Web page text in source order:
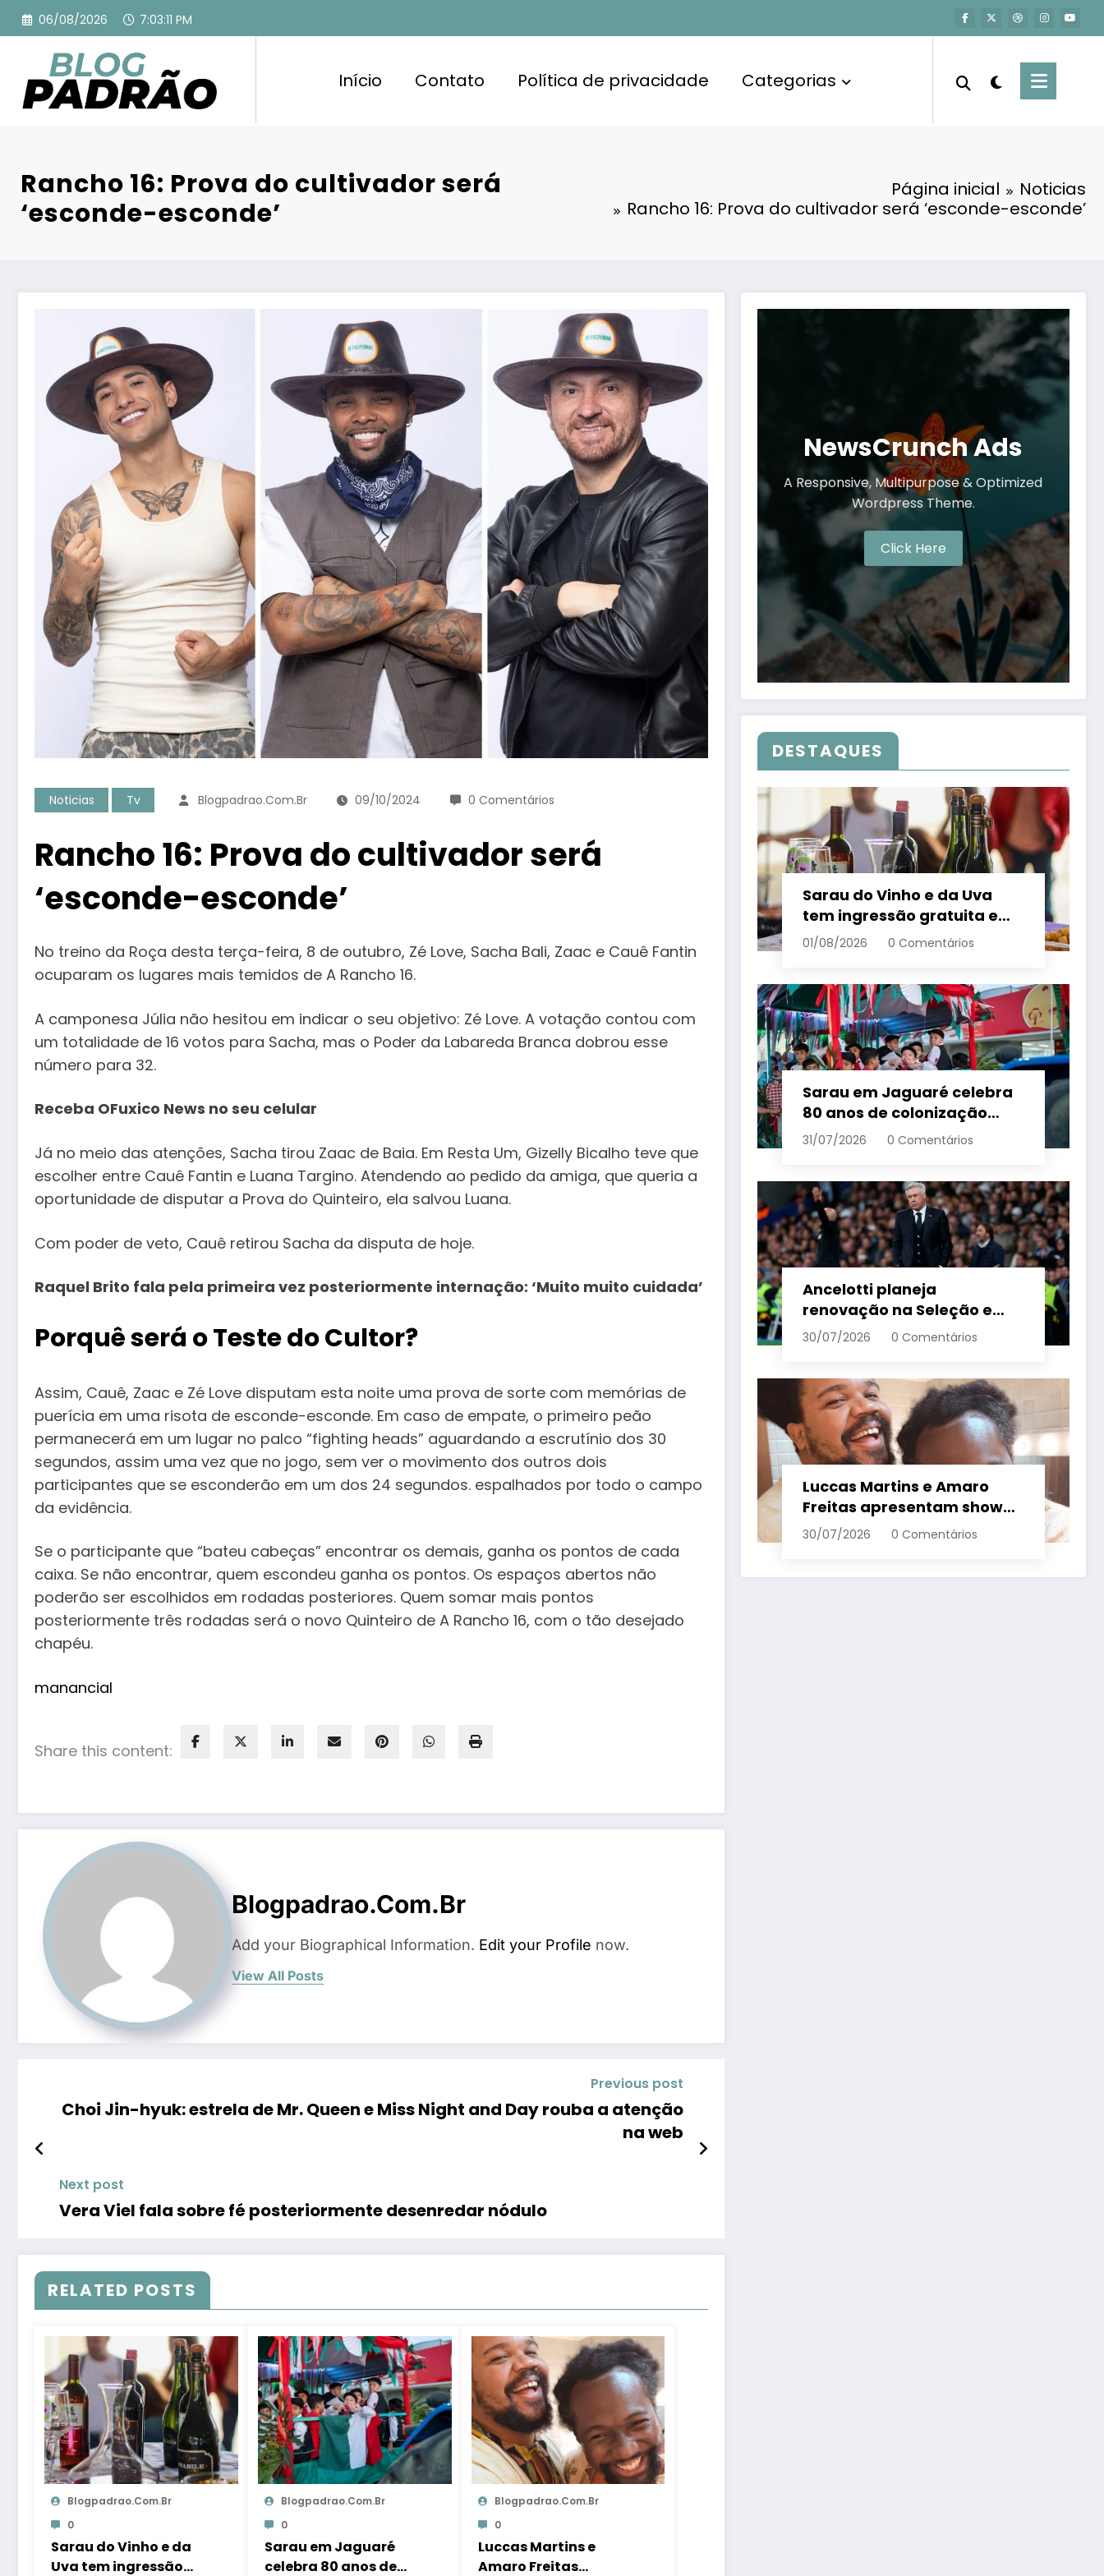
Pular
para
conteúdo
06/08/2026 7:03:12 PM
Início Contato Política de privacidade Categorias
Rancho 16: Prova do cultivador será
‘esconde-esconde’
Página inicial
Noticias
Rancho 16: Prova do cultivador será ‘esconde-esconde’
Noticias Tv Blogpadrao.com.br 09/10/2024 0 Comentários
Rancho 16: Prova do cultivador será
‘esconde-esconde’
No treino da Roça desta terça-feira, 8 de outubro, Zé Love, Sacha Bali, Zaac e Cauê Fantin
ocuparam os lugares mais temidos de A Rancho 16.
A camponesa Júlia não hesitou em indicar o seu objetivo: Zé Love. A votação contou com
um totalidade de 16 votos para Sacha, mas o Poder da Labareda Branca dobrou esse
número para 32.
Receba OFuxico News no seu celular
Já no meio das atenções, Sacha tirou Zaac de Baia. Em Resta Um, Gizelly Bicalho teve que
escolher entre Cauê Fantin e Luana Targino. Atendendo ao pedido da amiga, que queria a
oportunidade de disputar a Prova do Quinteiro, ela salvou Luana.
Com poder de veto, Cauê retirou Sacha da disputa de hoje.
Raquel Brito fala pela primeira vez posteriormente internação: ‘Muito muito cuidada’
Porquê será o Teste do Cultor?
Assim, Cauê, Zaac e Zé Love disputam esta noite uma prova de sorte com memórias de
puerícia em uma risota de esconde-esconde. Em caso de empate, o primeiro peão
permanecerá em um lugar no palco “fighting heads” aguardando a escrutínio dos 30
segundos, assim uma vez que no jogo, sem ver o movimento dos outros dois
participantes que se esconderão em um dos 24 segundos. espalhados por todo o campo
da evidência.
Se o participante que “bateu cabeças” encontrar os demais, ganha os pontos de cada
caixa. Se não encontrar, quem escondeu ganha os pontos. Os espaços abertos não
poderão ser escolhidos em rodadas posteriores. Quem somar mais pontos
posteriormente três rodadas será o novo Quinteiro de A Rancho 16, com o tão desejado
chapéu.
manancial
Share this content:
Blogpadrao.com.br
Add your Biographical Information. Edit your Profile now.
View All Posts
Previous post
Choi Jin-hyuk: estrela de Mr. Queen e Miss Night and Day rouba a atenção
na web
Next post
Vera Viel fala sobre fé posteriormente desenredar nódulo
RELATED POSTS
Blogpadrao.com.br
0
Sarau do Vinho e da
Uva tem ingressão
Blogpadrao.com.br
0
Sarau em Jaguaré
celebra 80 anos de
Blogpadrao.com.br
0
Luccas Martins e
Amaro Freitas
NewsCrunch Ads
A Responsive, Multipurpose & Optimized
Wordpress Theme.
Click Here
DESTAQUES
Sarau do Vinho e da Uva
tem ingressão gratuita e
distribui 250 litros de suco
01/08/2026 0 Comentários
Sarau em Jaguaré celebra
80 anos de colonização
italiana com tradição e
31/07/2026 0 Comentários
Ancelotti planeja
renovação na Seleção e
menciona termo de ciclo
30/07/2026 0 Comentários
Luccas Martins e Amaro
Freitas apresentam show
inédito e gratuito em
30/07/2026 0 Comentários